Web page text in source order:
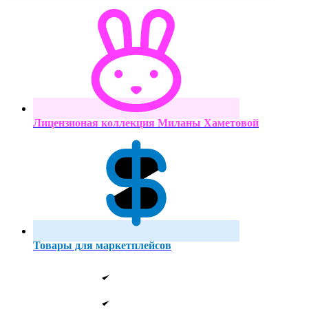
Лицензионая коллекция Миланы Хаметовой
Товары для маркетплейсов